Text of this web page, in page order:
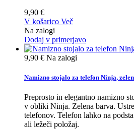
9,90 €
V košarico Več
Na zalogi
Dodaj v primerjavo
9,90 € Na zalogi
Namizno stojalo za telefon Ninja,
Preprosto in elegantno namizno
v obliki Ninja. Zelena barva.
telefonov. Telefon lahko na
ali ležeči položaj.